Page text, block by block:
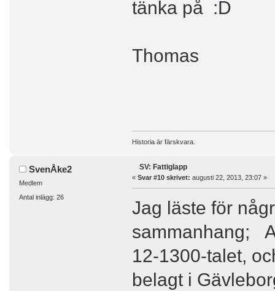
tänka på
Thomas
Historia är färskvara.
SvenÅke2
Medlem
Antal inlägg: 26
SV: Fattiglapp
« Svar #10 skrivet: augusti 22, 2013, 23:07 »
Jag läste för
sammanhang;
12-1300-talet,
belagt i